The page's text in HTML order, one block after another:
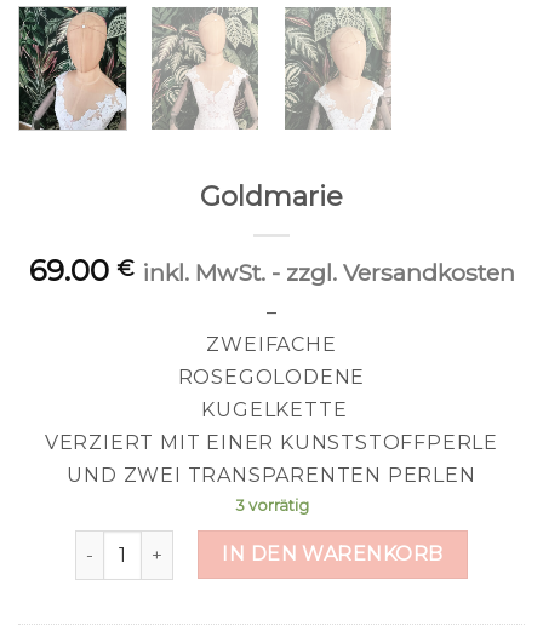
Goldmarie
69.00 € inkl. MwSt. - zzgl. Versandkosten
–
ZWEIFACHE
ROSEGOLODENE
KUGELKETTE
VERZIERT MIT EINER KUNSTSTOFFPERLE
UND ZWEI TRANSPARENTEN PERLEN
3 vorrätig
Goldmarie MengeIN DEN WARENKORB